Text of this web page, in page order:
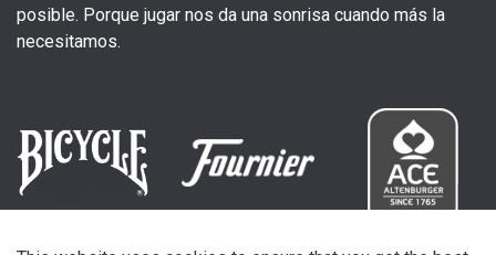
posible. Porque jugar nos da una sonrisa cuando más la
necesitamos.